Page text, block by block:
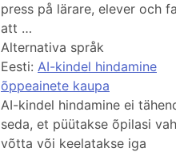
press på lärare, elever och
att …
Alternativa språk
Eesti: AI-kindel hindamine
õppeainete kaupa
AI-kindel hindamine ei
seda, et püütakse õpilasi
võtta või keelatakse iga